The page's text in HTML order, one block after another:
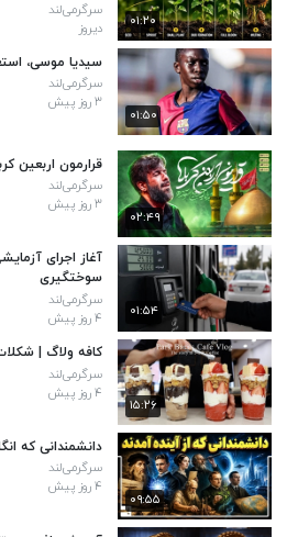
۰۱:۲۰
سرگرمی‌لند
دیروز
۰۱:۵۰
سیدیا موسی،
سرگرمی‌لند
۳ روز پیش
۰۲:۴۹
قرارمون اربعین
سرگرمی‌لند
۳ روز پیش
۰۱:۵۴
آغاز اجرای
سوختگیری
سرگرمی‌لند
۴ روز پیش
۱۵:۲۶
کافه ولاگ |
سرگرمی‌لند
۴ روز پیش
۰۹:۵۵
دانشمندانی که
سرگرمی‌لند
۴ روز پیش